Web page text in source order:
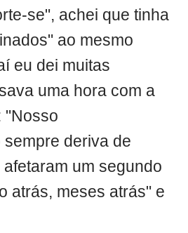
se", achei que tinha
ao mesmo
eu dei muitas
uma hora com a
"Nosso
deriva de
um segundo
atrás, meses atrás" e